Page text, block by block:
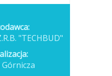
"TECHBUD"